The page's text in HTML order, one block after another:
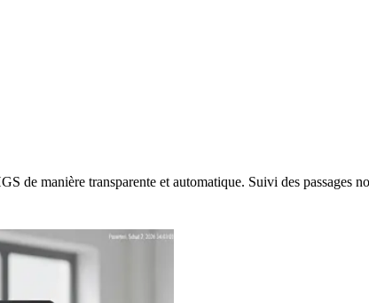
de manière transparente et automatique. Suivi des passages